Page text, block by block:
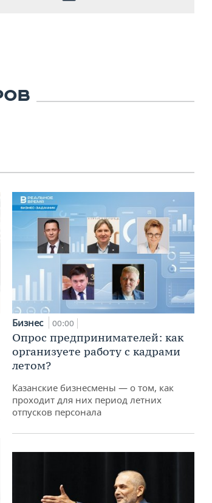
Бизнес 00:00
Опрос предпринимателей: как
организуете работу с кадрами
летом?
Казанские бизнесмены — о том, как
проходит для них период летних
отпусков персонала